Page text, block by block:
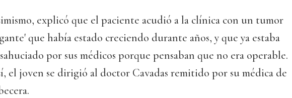
explicó que el paciente acudió a la clínica con un tumor
que había estado creciendo durante años, y que ya estaba
por sus médicos porque pensaban que no era operable.
el joven se dirigió al doctor Cavadas remitido por su médica de